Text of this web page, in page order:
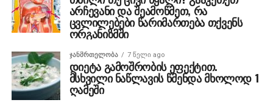
არჩევანი და შეამოწმეთ, რა
ცვლილებები წარიმართება თქვენს
ორგანიზმში
ᲯᲐᲜᲛᲠᲗᲔᲚᲝᲑᲐ 7 წელი ago
დიეტა გამოშრობის ეფექტით.
მსხვილი ნაწლავის წმენდა მხოლოდ 1
ღამეში